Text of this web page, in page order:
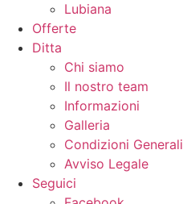
Lubiana
Offerte
Ditta
Chi siamo
Il nostro team
Informazioni
Galleria
Condizioni Generali
Avviso Legale
Seguici